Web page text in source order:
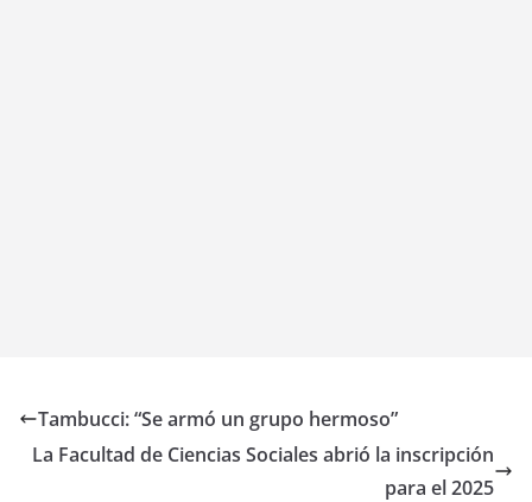
Tambucci: “Se armó un grupo hermoso”
La Facultad de Ciencias Sociales abrió la inscripción
para el 2025